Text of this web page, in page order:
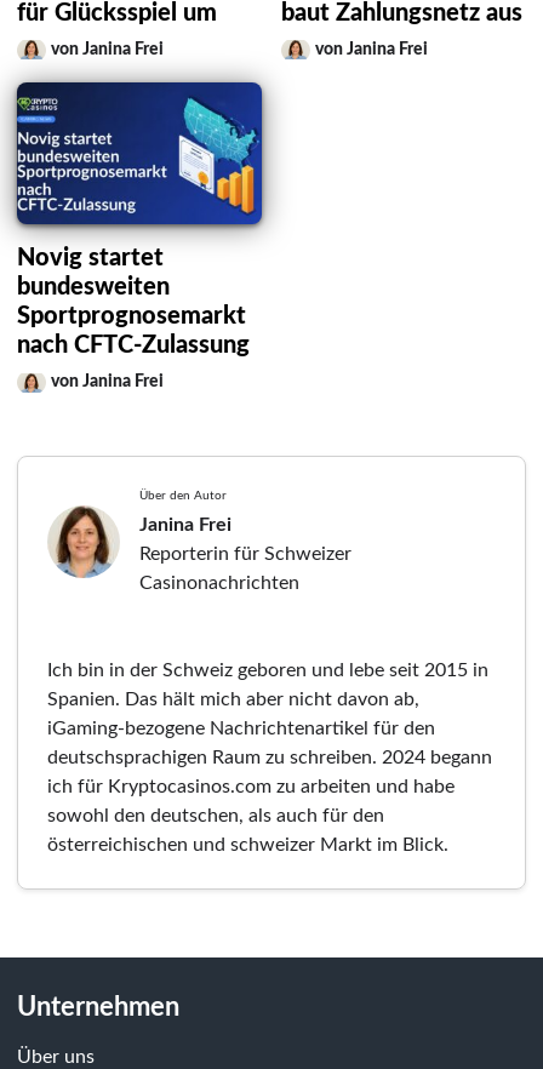
für Glücksspiel um
von Janina Frei
baut Zahlungsnetz aus
von Janina Frei
Novig startet
bundesweiten
Sportprognosemarkt
nach CFTC-Zulassung
von Janina Frei
Über den Autor
Janina Frei
Reporterin für Schweizer
Casinonachrichten
Ich bin in der Schweiz geboren und lebe seit 2015 in
Spanien. Das hält mich aber nicht davon ab,
iGaming-bezogene Nachrichtenartikel für den
deutschsprachigen Raum zu schreiben. 2024 begann
ich für Kryptocasinos.com zu arbeiten und habe
sowohl den deutschen, als auch für den
österreichischen und schweizer Markt im Blick.
Unternehmen
Über uns